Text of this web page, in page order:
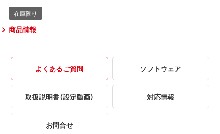
商品情報
よくあるご質問 ソフトウェア
取扱説明書（設定動画） 対応情報
お問合せ